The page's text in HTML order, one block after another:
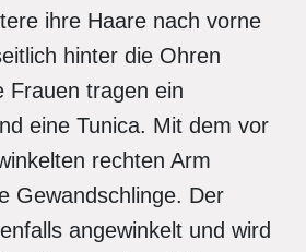
ihre Haare nach vorne
hinter die Ohren
Frauen tragen ein
eine Tunica. Mit dem vor
rechten Arm
Gewandschlinge. Der
angewinkelt und wird